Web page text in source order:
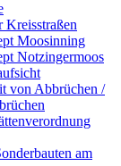
Kreisstraßen
Moosinning
Notzingermoos
von Abbrüchen /
am